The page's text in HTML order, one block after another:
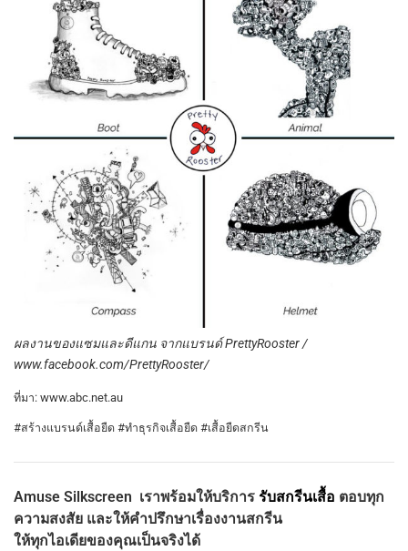
ผลงานของแซมและดีแกน จากแบรนด์ PrettyRooster /
www.facebook.com/PrettyRooster/
ที่มา: www.abc.net.au
#สร้างแบรนด์เสื้อยืด #ทำธุรกิจเสื้อยืด #เสื้อยืดสกรีน
Amuse Silkscreen เราพร้อมให้บริการ รับสกรีนเสื้อ ตอบทุก
ความสงสัย และให้คำปรึกษาเรื่องงานสกรีน
ให้ทุกไอเดียของคุณเป็นจริงได้